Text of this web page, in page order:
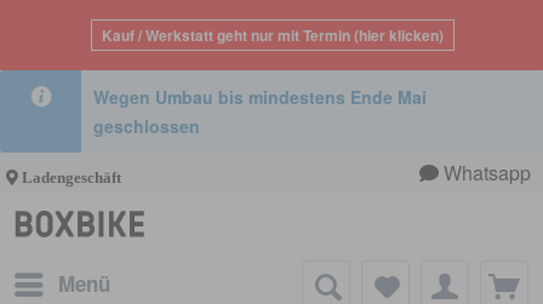
Kauf / Werkstatt geht nur mit Termin (hier klicken)
Wegen Umbau bis mindestens Ende Mai
geschlossen
Ladengeschäft Whatsapp
Menü